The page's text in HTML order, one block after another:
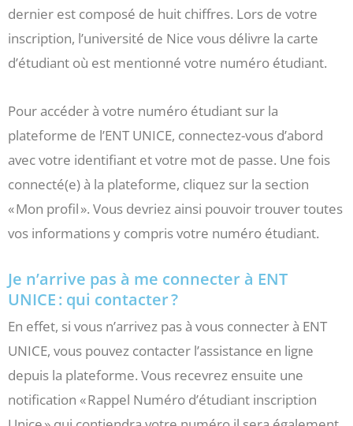
dernier est composé de huit chiffres. Lors de votre
inscription, l’université de Nice vous délivre la carte
d’étudiant où est mentionné votre numéro étudiant.
Pour accéder à votre numéro étudiant sur la
plateforme de l’ENT UNICE, connectez-vous d’abord
avec votre identifiant et votre mot de passe. Une fois
connecté(e) à la plateforme, cliquez sur la section
« Mon profil ». Vous devriez ainsi pouvoir trouver toutes
vos informations y compris votre numéro étudiant.
Je n’arrive pas à me connecter à ENT
UNICE : qui contacter ?
En effet, si vous n’arrivez pas à vous connecter à ENT
UNICE, vous pouvez contacter l’assistance en ligne
depuis la plateforme. Vous recevrez ensuite une
notification « Rappel Numéro d’étudiant inscription